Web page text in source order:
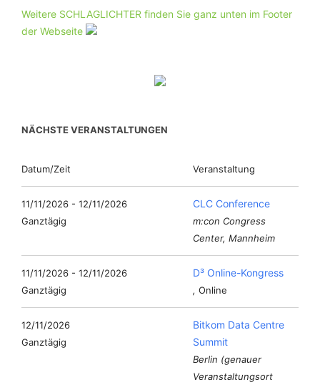
Weitere SCHLAGLICHTER finden Sie ganz unten im Footer
der Webseite
NÄCHSTE VERANSTALTUNGEN
Datum/Zeit Veranstaltung
11/11/2026 - 12/11/2026
Ganztägig
CLC Conference
m:con Congress
Center, Mannheim
11/11/2026 - 12/11/2026
Ganztägig
D³ Online-Kongress
, Online
12/11/2026
Ganztägig
Bitkom Data Centre
Summit
Berlin (genauer
Veranstaltungsort